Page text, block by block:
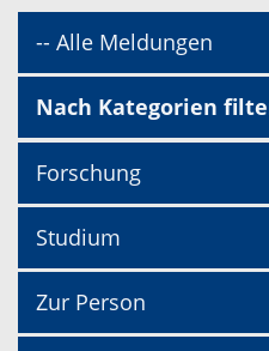
-- Alle Meldungen
Nach Kategorien
Forschung
Studium
Zur Person